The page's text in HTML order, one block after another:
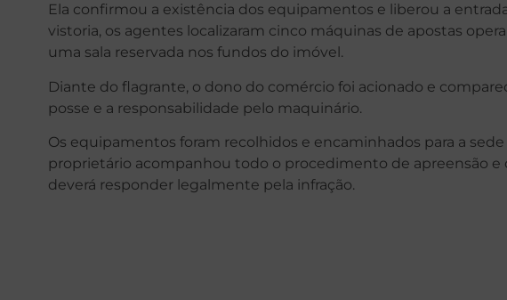
Ela confirmou a existência dos equipamentos e liberou a
vistoria, os agentes localizaram cinco máquinas de apostas
uma sala reservada nos fundos do imóvel.
Diante do flagrante, o dono do comércio foi acionado e
posse e a responsabilidade pelo maquinário.
Os equipamentos foram recolhidos e encaminhados para a
proprietário acompanhou todo o procedimento de apreensão e
deverá responder legalmente pela infração.